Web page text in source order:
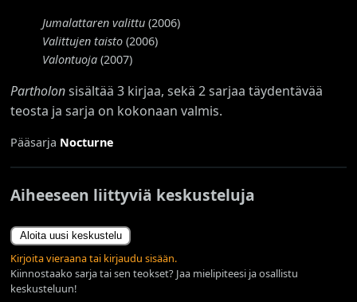
Jumalattaren valittu (2006)
Valittujen taisto (2006)
Valontuoja (2007)
Partholonsisältää 3 kirjaa, sekä 2 sarjaa täydentävää
teosta ja sarja on kokonaan valmis.
Pääsarja Nocturne
Aiheeseen liittyviä keskusteluja
Aloita uusi keskustelu
Kirjoita vieraana tai kirjaudu sisään.
Kiinnostaako sarja tai sen teokset? Jaa mielipiteesi ja osallistu
keskusteluun!